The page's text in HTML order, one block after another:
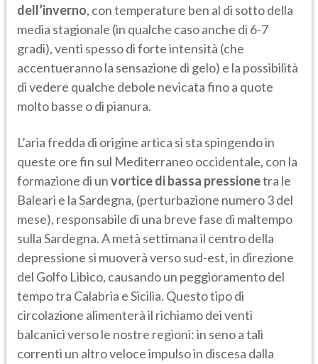
dell’inverno, con temperature ben al di sotto della
media stagionale (in qualche caso anche di 6-7
gradi), venti spesso di forte intensità (che
accentueranno la sensazione di gelo) e la possibilità
di vedere qualche debole nevicata fino a quote
molto basse o di pianura.
L’aria fredda di origine artica si sta spingendo in
queste ore fin sul Mediterraneo occidentale, con la
formazione di unvortice di bassa pressionetra le
Baleari e la Sardegna, (perturbazione numero 3 del
mese), responsabile di una breve fase di maltempo
sulla Sardegna. A metà settimana il centro della
depressione si muoverà verso sud-est, in direzione
del Golfo Libico, causando un peggioramento del
tempo tra Calabria e Sicilia. Questo tipo di
circolazione alimenterà il richiamo dei venti
balcanici verso le nostre regioni: in seno a tali
correnti un altro veloce impulso in discesa dalla